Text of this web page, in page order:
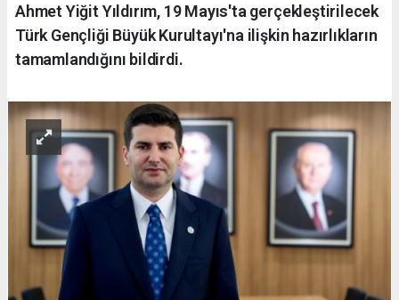
Ahmet Yiğit Yıldırım, 19 Mayıs'ta gerçekleştirilecek
Türk Gençliği Büyük Kurultayı'na ilişkin hazırlıkların
tamamlandığını bildirdi.